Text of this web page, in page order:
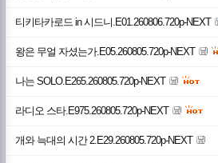
티키타카로드 in 시드니.E01.260806.720p-NEXT
왕은 무얼 자셨는가.E05.260805.720p-NEXT
나는 SOLO.E265.260805.720p-NEXT
라디오 스타.E975.260805.720p-NEXT
개와 늑대의 시간 2.E29.260805.720p-NEXT